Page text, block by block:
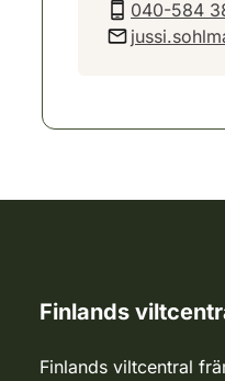
040-584
Finlands
Finlands viltcentral